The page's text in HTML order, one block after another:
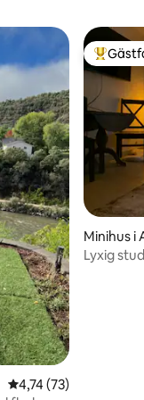
4,74 av 5 i
4,74 (73)
Populär
Minihus i
Lyxig